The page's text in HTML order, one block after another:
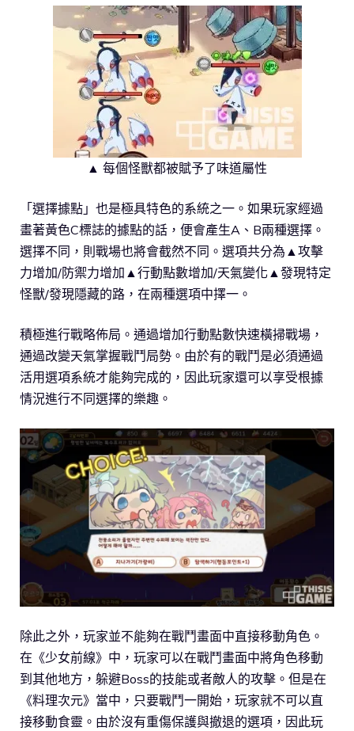
▲ 每個怪獸都被賦予了味道屬性
「選擇據點」也是極具特色的系統之一。如果玩家經過
畫著黃色C標誌的據點的話，便會產生A、B兩種選擇。
選擇不同，則戰場也將會截然不同。選項共分為▲攻擊
力增加/防禦力增加▲行動點數增加/天氣變化▲發現特定
怪獸/發現隱藏的路，在兩種選項中擇一。
積極進行戰略佈局。通過增加行動點數快速橫掃戰場，
通過改變天氣掌握戰鬥局勢。由於有的戰鬥是必須通過
活用選項系統才能夠完成的，因此玩家還可以享受根據
情況進行不同選擇的樂趣。
除此之外，玩家並不能夠在戰鬥畫面中直接移動角色。
在《少女前線》中，玩家可以在戰鬥畫面中將角色移動
到其他地方，躲避Boss的技能或者敵人的攻擊。但是在
《料理次元》當中，只要戰鬥一開始，玩家就不可以直
接移動食靈。由於沒有重傷保護與撤退的選項，因此玩